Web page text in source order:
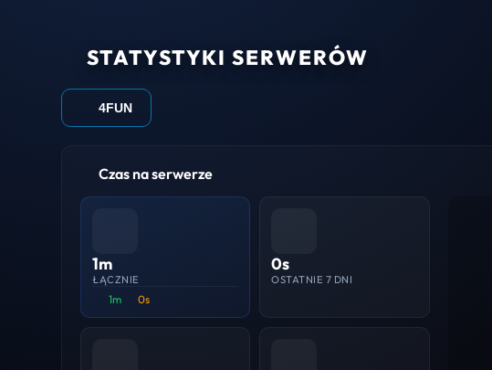
STATYSTYKI SERWERÓW
4FUN
Czas na serwerze
1m
ŁĄCZNIE
1m 0s
0s
OSTATNIE 7 DNI